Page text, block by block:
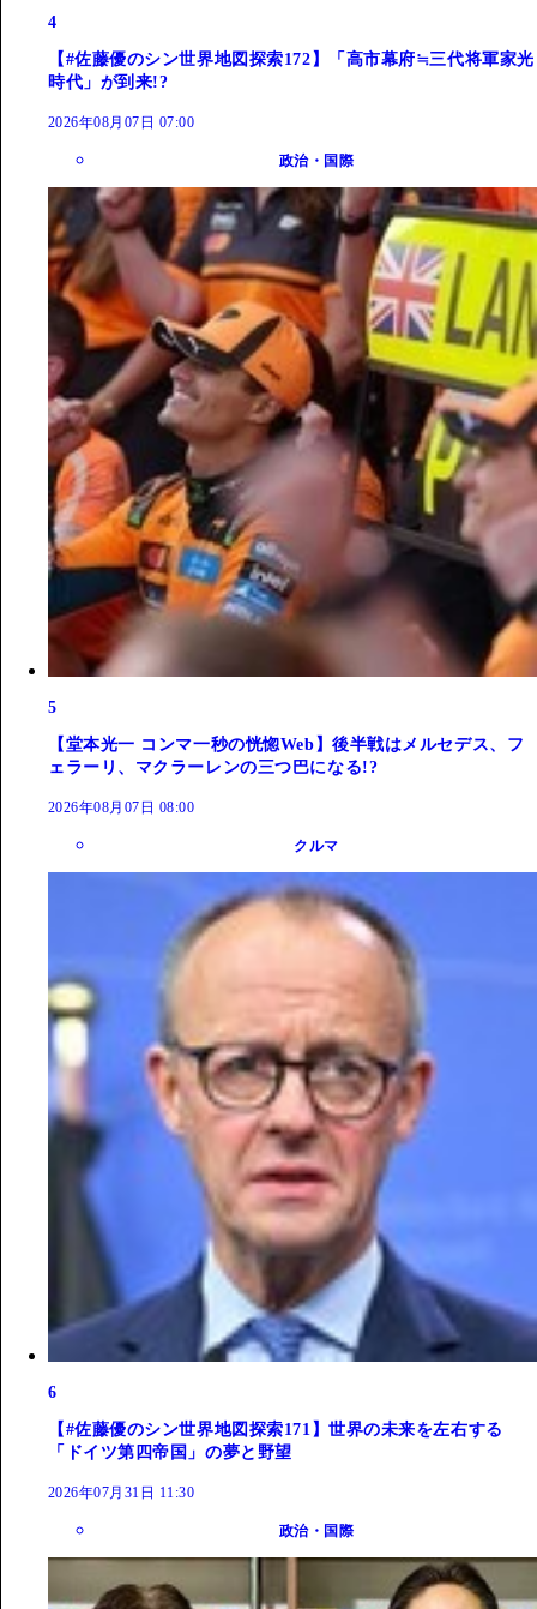
4
【#佐藤優のシン世界地図探索172】「高市幕府≒三代将軍家光
時代」が到来!?
2026年08月07日 07:00
政治・国際
5
【堂本光一 コンマ一秒の恍惚Web】後半戦はメルセデス、フ
ェラーリ、マクラーレンの三つ巴になる!?
2026年08月07日 08:00
クルマ
6
【#佐藤優のシン世界地図探索171】世界の未来を左右する
「ドイツ第四帝国」の夢と野望
2026年07月31日 11:30
政治・国際